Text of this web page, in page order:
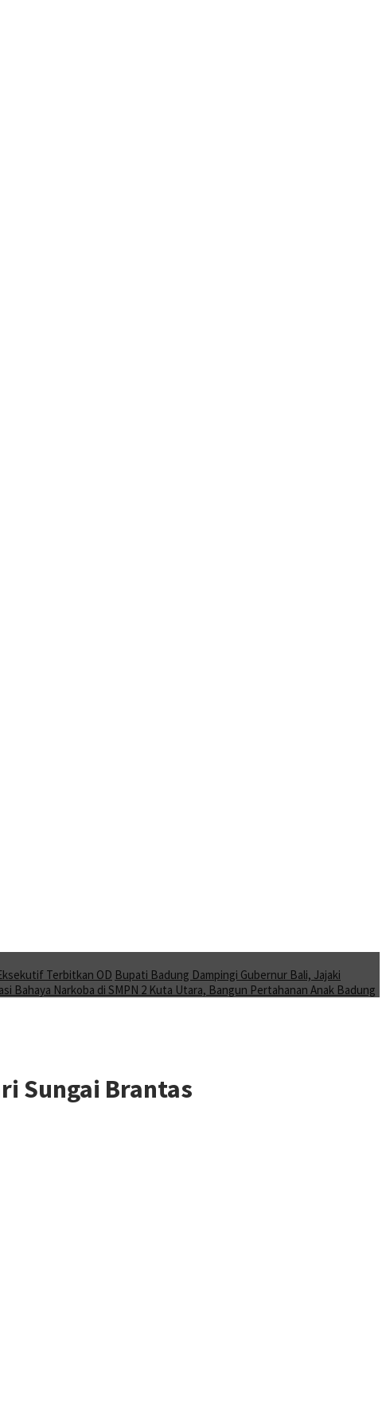
Terbitkan OD Bupati Badung Dampingi Gubernur Bali, Jajaki
Bahaya Narkoba di SMPN 2 Kuta Utara, Bangun Pertahanan Anak Badung
Sungai Brantas